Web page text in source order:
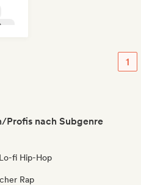
1
Profis nach Subgenre
fi Hip-Hop
Rap